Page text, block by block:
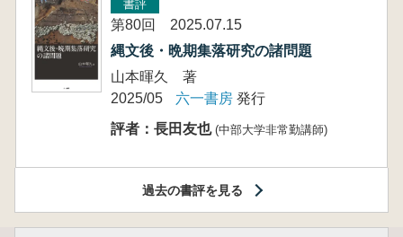
書評
第80回 2025.07.15
縄文後・晩期集落研究の諸問題
山本暉久 著
2025/05
六一書房 発行
評者：長田友也 (中部大学非常勤講師)
過去の書評を見る